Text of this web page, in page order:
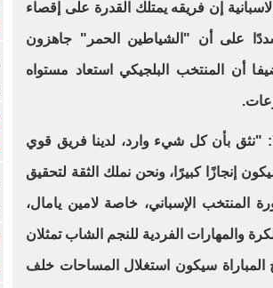
إن فريقه يمتلك القدرة على إقصاء
على أن "الشياطين الحمر" جاهزون
أن المنتخب البلجيكي استعاد مستواه
"نثق بأن كل شيء وارد، لدينا فريق قوي
إنجازًا كبيرًا، ونحن نملك الثقة لتحقيق
الإسباني، خاصة لامين يامال،
والمهارات الفردية للنجم الشاب تمثلان
المباراة سيكون استغلال المساحات خلف